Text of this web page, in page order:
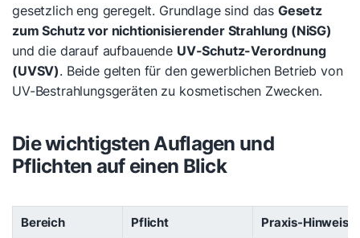
gesetzlich eng geregelt. Grundlage sind das Gesetz
zum Schutz vor nichtionisierender Strahlung (NiSG)
und die darauf aufbauende UV-Schutz-Verordnung
(UVSV). Beide gelten für den gewerblichen Betrieb von
UV-Bestrahlungsgeräten zu kosmetischen Zwecken.
Die wichtigsten Auflagen und
Pflichten auf einen Blick
Bereich Pflicht Praxis-Hinweis